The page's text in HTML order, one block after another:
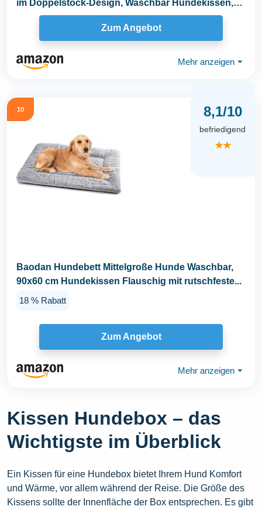
im Doppelstock-Design, Waschbar Hundekissen,
Abnehmbar...
Zum Angebot
Mehr anzeigen ⏷
10 8,1/10
befriedigend
★★
Baodan Hundebett Mittelgroße Hunde Waschbar,
90x60 cm Hundekissen Flauschig mit rutschfeste...
18 % Rabatt
Zum Angebot
Mehr anzeigen ⏷
Kissen Hundebox – das
Wichtigste im Überblick
Ein Kissen für eine Hundebox bietet Ihrem Hund Komfort
und Wärme, vor allem während der Reise. Die Größe des
Kissens sollte der Innenfläche der Box entsprechen. Es gibt